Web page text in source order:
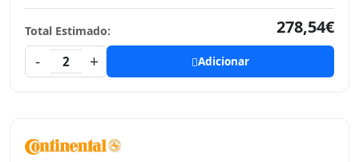
Total Estimado:
278,54€
-
2 + Adicionar